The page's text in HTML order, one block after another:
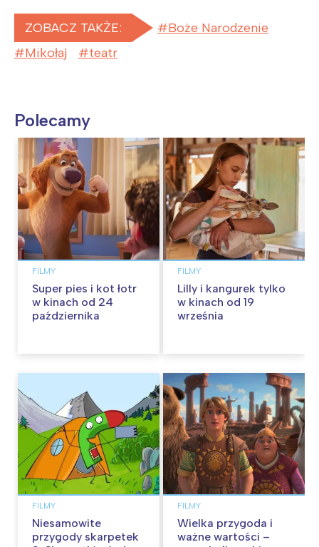
ZOBACZ TAKŻE:
Boże Narodzenie
Mikołaj
teatr
Polecamy
FILMY
Super pies i kot łotr
w kinach od 24
października
FILMY
Lilly i kangurek tylko
w kinach od 19
września
FILMY
Niesamowite
przygody skarpetek
FILMY
Wielka przygoda i
ważne wartości –